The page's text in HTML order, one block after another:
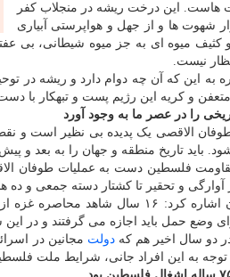
هاست. این درخت ریشه در منجلاب کفر
شهوت ها و از جهل و هواپرستی آبیاری
میوه ای به جز میوه شیطانی، بی
نیست.
به این که آن چه دوام دارد و ریشه در
و کریه این رژیم پست و تبهکار با
را در عصر ما به وجود آورد
طوفان الاقصی یک پدیده بی نظیر است و
منطقه و جهان را به بعد و پیش از ۷ اکتبر تقسیم
آوارگی و تحقیر تا کشتار دسته جمعی و ده
بودیم و اسرائیل، غزه را به یک
می گرفتند و در این سال ها بیش از ۸ هزار کودک پشت این سیم های
دو سال اخیر هم کهدولت مجانین در
توجه به این افراد جانی، شرایط ملت